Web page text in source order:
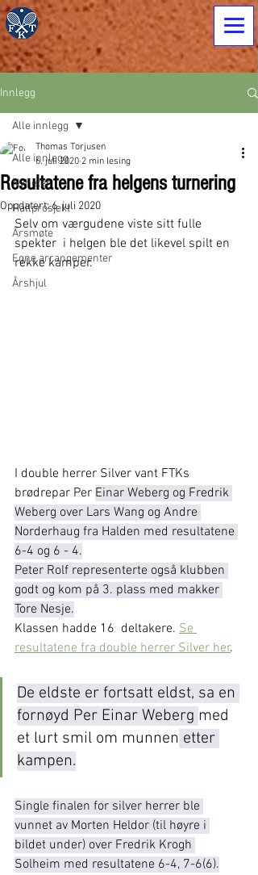
Innlegg
Alle innlegg
Nyheter
Hallprosjekt
Årsmøte
Egne arrangementer
Årshjul
Alle innlegg
Resultatene fra helgens turnering
Thomas Torjusen
6. juli 2020 2 min lesing
Oppdatert:6. juli 2020
Selv om værgudene viste sitt fulle
spekter  i helgen ble det likevel spilt en
rekke kamper.
I double herrer Silver vant FTKs
brødrepar Per Einar Weberg og Fredrik
Weberg over Lars Wang og Andre
Norderhaug fra Halden med resultatene
6-4 og 6 - 4.
Peter Rolf representerte også klubben
godt og kom på 3. plass med makker
Tore Nesje.
Klassen hadde 16  deltakere. Se
resultatene fra double herrer Silver her.
De eldste er fortsatt eldst, sa en
fornøyd Per Einar Weberg med
et lurt smil om munnen etter
kampen.
Single finalen for silver herrer ble
vunnet av Morten Heldor (til høyre i
bildet under) over Fredrik Krogh
Solheim med resultatene 6-4, 7-6(6).